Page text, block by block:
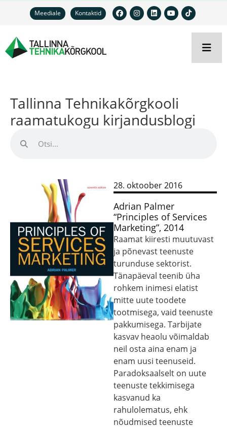
Meediale Kontaktid
Tallinna Tehnikakõrgkooli
raamatukogu kirjandusblogi
28. oktoober 2016
Adrian Palmer
“Principles of Services
Marketing”, 2014
Raamat kiiresti muutuvast
ja põnevast teenuste
turunduse sektorist.
Tänapäeval teenib üha
rohkem inimesi elatist
mitte uute toodete
tootmisega, vaid teenuste
pakkumisega. Tarbijate
kasvav heaolu võimaldab
neil osta aina enam ja
enam uusi teenuseid.
Paradoksaalselt on uute
teenuste tekkimisega
kasvanud ka
rahulolematus, ehk
nõudmised teenuste